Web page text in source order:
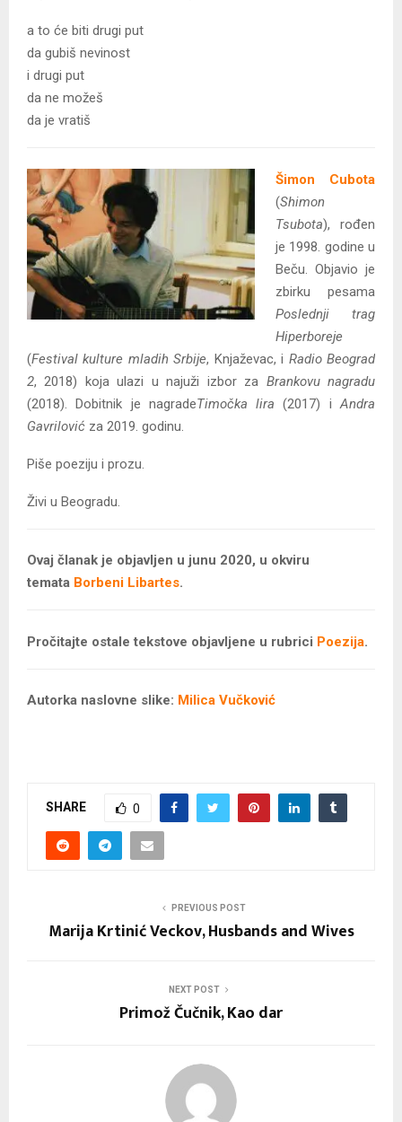
a to će biti drugi put
da gubiš nevinost
i drugi put
da ne možeš
da je vratiš
Šimon Cubota
(Shimon
Tsubota), rođen
je 1998. godine u
Beču. Objavio je
zbirku pesama
Poslednji trag
Hiperboreje
(Festival kulture mladih Srbije, Knjaževac, i Radio Beograd
2, 2018) koja ulazi u najuži izbor za Brankovu nagradu
(2018). Dobitnik je nagradeTimočka lira (2017) iAndra
Gavrilović za 2019. godinu.
Piše poeziju i prozu.
Živi u Beogradu.
Ovaj članak je objavljen u junu 2020, u okviru
temata Borbeni Libartes.
Pročitajte ostale tekstove objavljene u rubrici Poezija.
Autorka naslovne slike: Milica Vučković
SHARE 0
PREVIOUS POST
Marija Krtinić Veckov, Husbands and Wives
NEXT POST
Primož Čučnik, Kao dar